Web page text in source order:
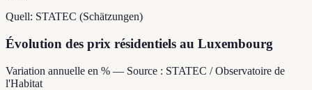
Quell: STATEC (Schätzungen)
Évolution des prix résidentiels au Luxembourg
Variation annuelle en % — Source : STATEC / Observatoire de
l'Habitat